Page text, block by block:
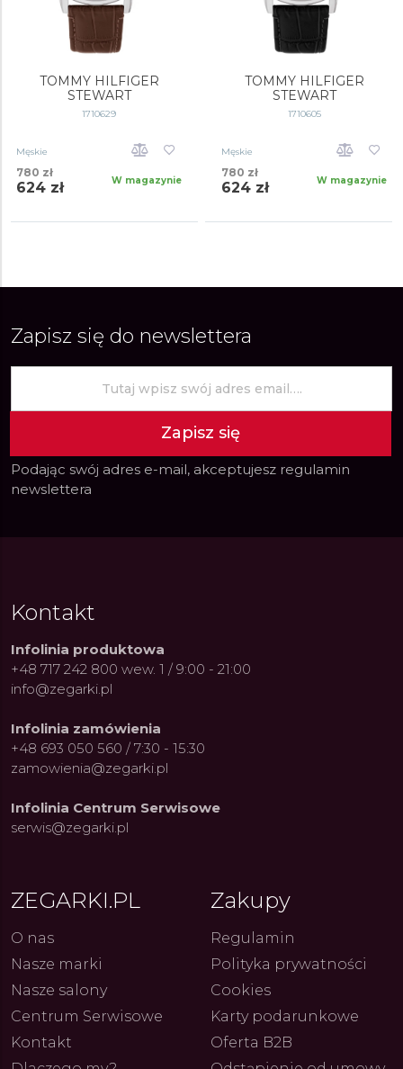
Tyson
Wesley
TOMMY HILFIGER
STEWART
1710629
Męskie
780 zł
624 zł W magazynie
TOMMY HILFIGER
STEWART
1710605
Męskie
780 zł
624 zł W magazynie
Zapisz się do newslettera
Zapisz się
Podając swój adres e-mail, akceptujesz regulamin
newslettera
Kontakt
Infolinia produktowa
+48 717 242 800 wew. 1 / 9:00 - 21:00
info@zegarki.pl
Infolinia zamówienia
+48 693 050 560 / 7:30 - 15:30
zamowienia@zegarki.pl
Infolinia Centrum Serwisowe
serwis@zegarki.pl
ZEGARKI.PL
O nas
Nasze marki
Nasze salony
Centrum Serwisowe
Kontakt
Zakupy
Regulamin
Polityka prywatności
Cookies
Karty podarunkowe
Oferta B2B